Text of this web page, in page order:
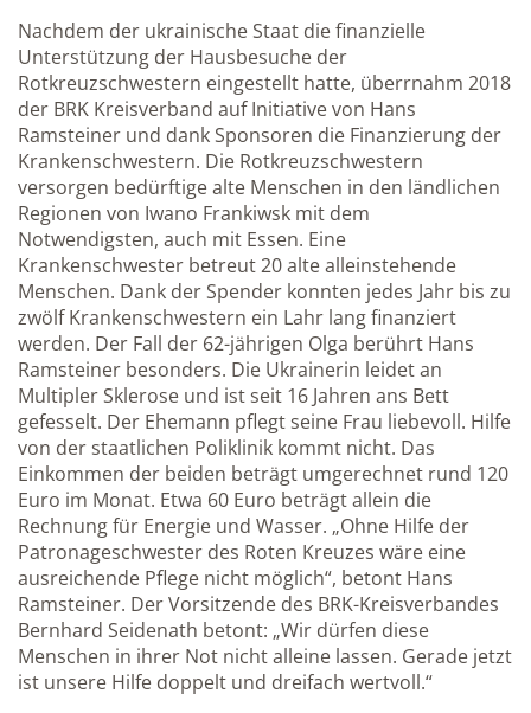
Nachdem der ukrainische Staat die finanzielle
Unterstützung der Hausbesuche der
Rotkreuzschwestern eingestellt hatte, überrnahm 2018
der BRK Kreisverband auf Initiative von Hans
Ramsteiner und dank Sponsoren die Finanzierung der
Krankenschwestern. Die Rotkreuzschwestern
versorgen bedürftige alte Menschen in den ländlichen
Regionen von Iwano Frankiwsk mit dem
Notwendigsten, auch mit Essen. Eine
Krankenschwester betreut 20 alte alleinstehende
Menschen. Dank der Spender konnten jedes Jahr bis zu
zwölf Krankenschwestern ein Lahr lang finanziert
werden. Der Fall der 62-jährigen Olga berührt Hans
Ramsteiner besonders. Die Ukrainerin leidet an
Multipler Sklerose und ist seit 16 Jahren ans Bett
gefesselt. Der Ehemann pflegt seine Frau liebevoll. Hilfe
von der staatlichen Poliklinik kommt nicht. Das
Einkommen der beiden beträgt umgerechnet rund 120
Euro im Monat. Etwa 60 Euro beträgt allein die
Rechnung für Energie und Wasser. „Ohne Hilfe der
Patronageschwester des Roten Kreuzes wäre eine
ausreichende Pflege nicht möglich“, betont Hans
Ramsteiner. Der Vorsitzende des BRK-Kreisverbandes
Bernhard Seidenath betont: „Wir dürfen diese
Menschen in ihrer Not nicht alleine lassen. Gerade jetzt
ist unsere Hilfe doppelt und dreifach wertvoll.“